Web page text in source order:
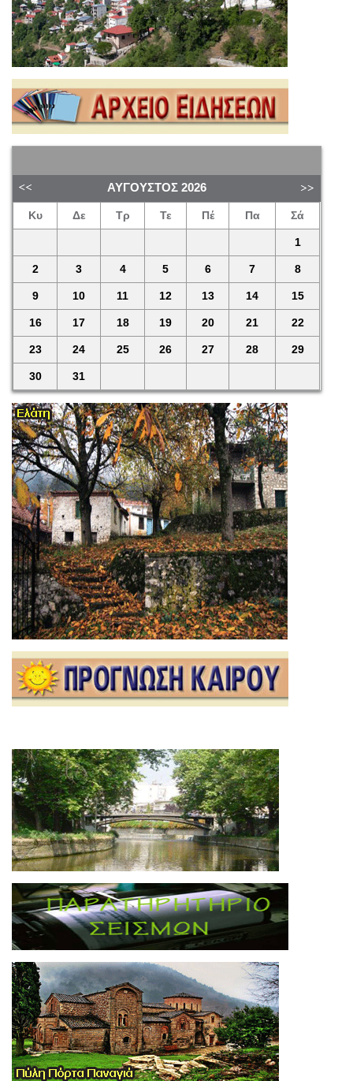
ΑΎΓΟΥΣΤΟΣ 2026
Κυ Δε Τρ Τε Πέ Πα Σά
1
2 3 4 5 6 7 8
9 10 11 12 13 14 15
16 17 18 19 20 21 22
23 24 25 26 27 28 29
30 31